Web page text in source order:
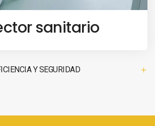
sanitario
Y SEGURIDAD